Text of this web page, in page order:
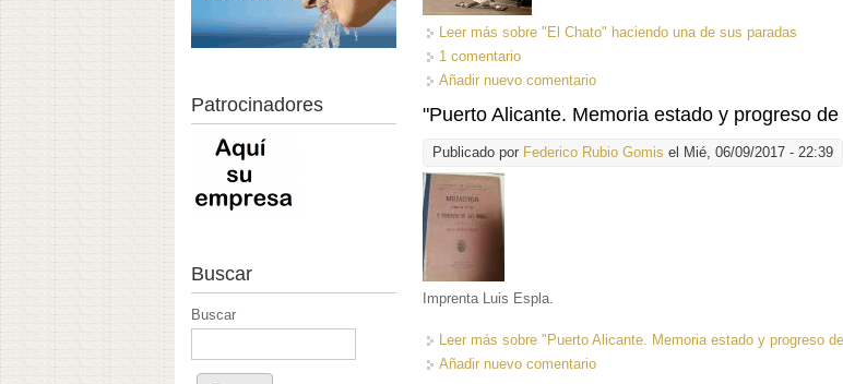
Leer más sobre "El Chato" haciendo una de sus paradas
1 comentario
Añadir nuevo comentario
"Puerto Alicante. Memoria estado y progreso
Publicado por Federico Rubio Gomis el Mié, 06/09/2017 - 22:39
Imprenta Luis Espla.
Leer más sobre "Puerto Alicante. Memoria estado y progreso
Añadir nuevo comentario
Patrocinadores
Buscar
Buscar